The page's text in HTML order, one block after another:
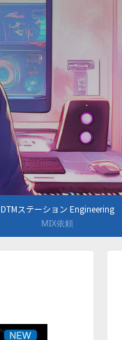
DTMステーション Engineering
MIX依頼